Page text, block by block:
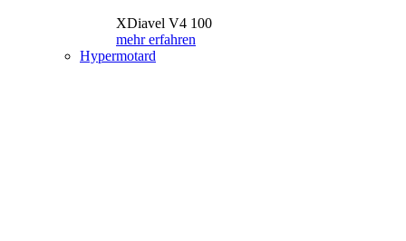
XDiavel V4 100
mehr erfahren
Hypermotard